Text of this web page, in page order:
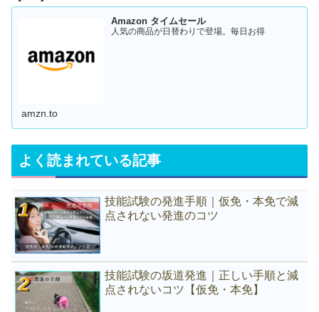
Amazon タイムセール
人気の商品が日替わりで登場。毎日お得
amzn.to
よく読まれている記事
技能試験の発進手順｜仮免・本免で減
点されない発進のコツ
技能試験の坂道発進｜正しい手順と減
点されないコツ【仮免・本免】